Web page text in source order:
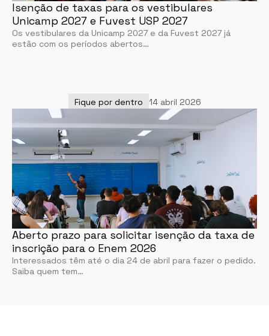
Isenção de taxas para os vestibulares
Unicamp 2027 e Fuvest USP 2027
Os vestibulares da Unicamp 2027 e da Fuvest 2027 já
estão com os períodos abertos…
Fique por dentro 14 abril 2026
Aberto prazo para solicitar isenção da taxa de
inscrição para o Enem 2026
Interessados têm até o dia 24 de abril para fazer o pedido.
Saiba quem tem…